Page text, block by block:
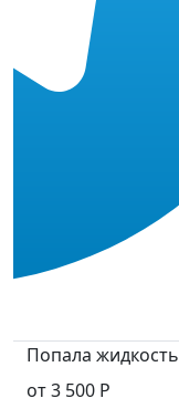
Попала жидкость
от 3 500 Р